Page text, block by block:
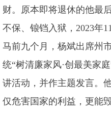
财。原本即将退休的他最
不保、锒铛入狱，2023年
马前九个月，杨斌出席州
统“树清廉家风·创最美家
讲活动，并作主题发言。
仅危害国家的利益，更能